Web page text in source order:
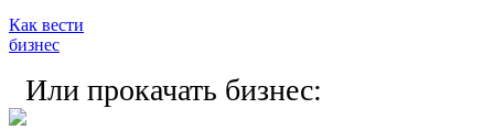
Как вести
бизнес
Или прокачать бизнес: